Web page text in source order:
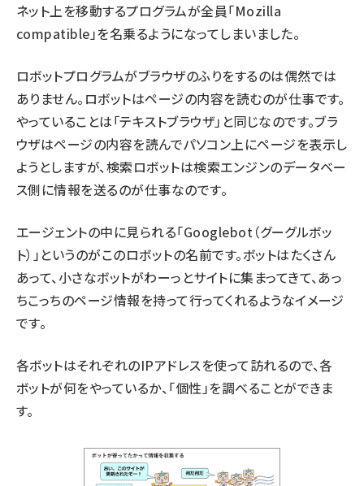
ネット上を移動するプログラムが全員「Mozilla
compatible」を名乗るようになってしまいました。
ロボットプログラムがブラウザのふりをするのは偶然では
ありません。ロボットはページの内容を読むのが仕事です。
やっていることは「テキストブラウザ」と同じなのです。ブラ
ウザはページの内容を読んでパソコン上にページを表示し
ようとしますが、検索ロボットは検索エンジンのデータベー
ス側に情報を送るのが仕事なのです。
エージェントの中に見られる「Googlebot（グーグルボッ
ト）」というのがこのロボットの名前です。ボットはたくさん
あって、小さなボットがわーっとサイトに集まってきて、あっ
ちこっちのページ情報を持って行ってくれるようなイメージ
です。
各ボットはそれぞれのIPアドレスを使って訪れるので、各
ボットが何をやっているか、「個性」を調べることができま
す。